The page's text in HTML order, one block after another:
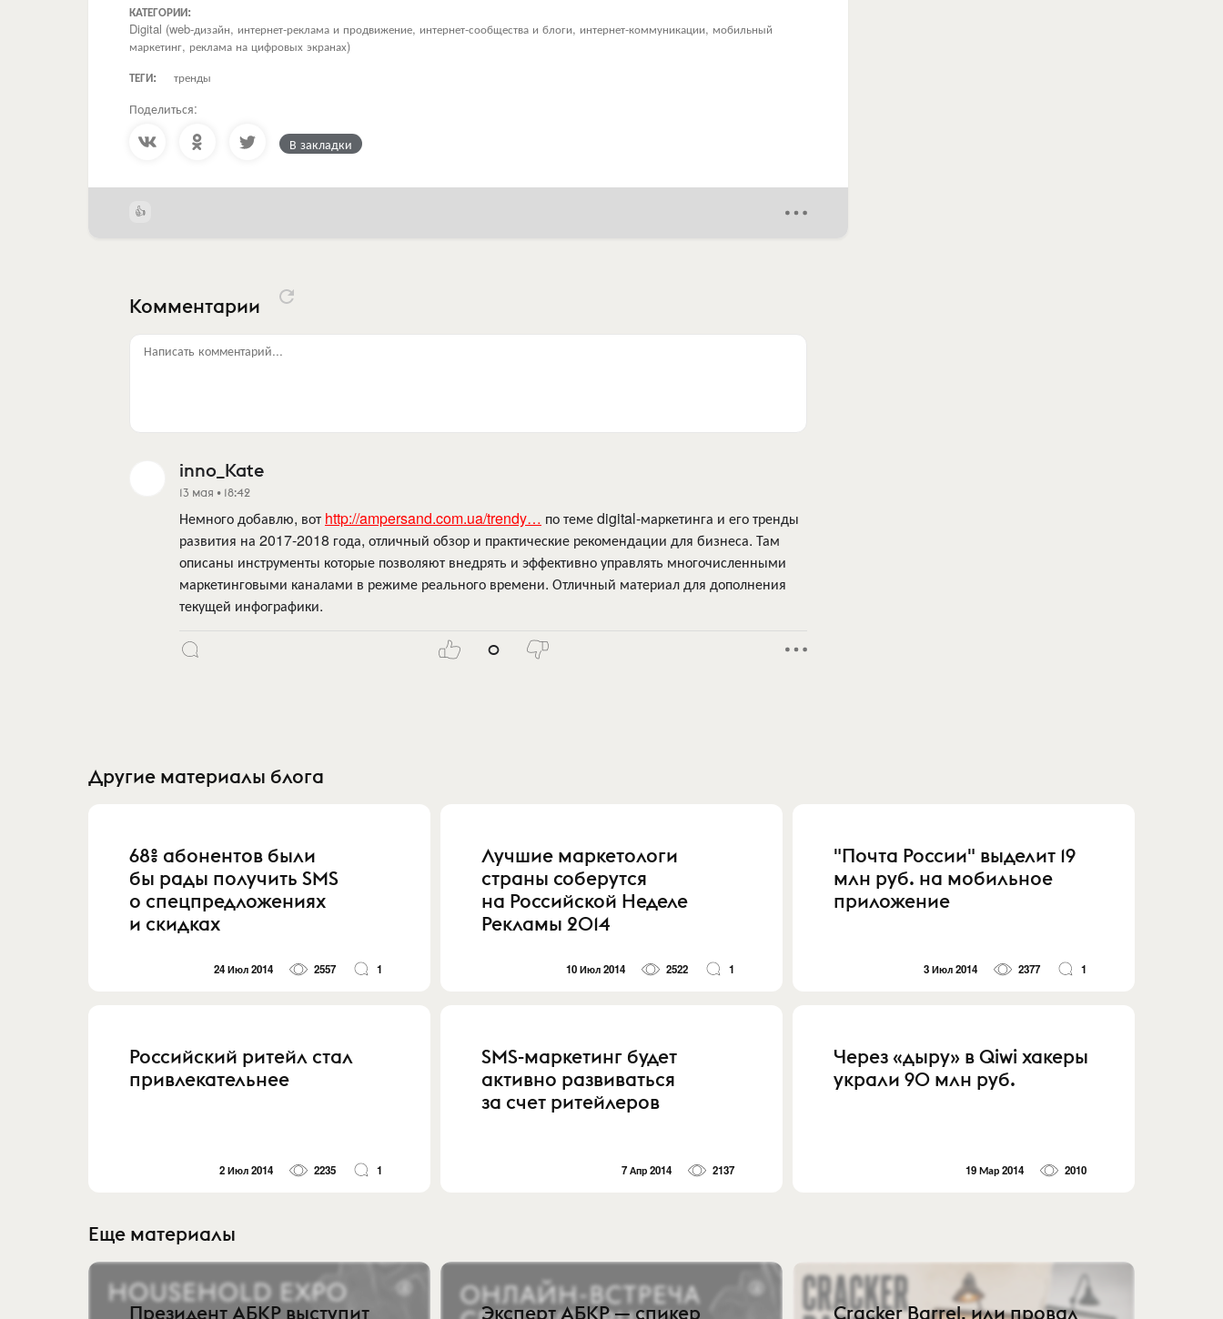
КАТЕГОРИИ:
Digital (web-дизайн, интернет-реклама и продвижение, интернет-сообщества и блоги, интернет-коммуникации, мобильный
маркетинг, реклама на цифровых экранах)
ТЕГИ:
тренды
Поделиться:
В закладки
Комментарии
Написать комментарий...
inno_Kate
13 мая • 18:42
Немного добавлю, вот http://ampersand.com.ua/trendy… по теме digital-маркетинга и его тренды
развития на 2017-2018 года, отличный обзор и практические рекомендации для бизнеса. Там
описаны инструменты которые позволяют внедрять и эффективно управлять многочисленными
маркетинговыми каналами в режиме реального времени. Отличный материал для дополнения
текущей инфографики.
0
Другие материалы блога
68% абонентов были
бы рады получить SMS
о спецпредложениях
и скидках
24 Июл 2014 2557 1
Лучшие маркетологи
страны соберутся
на Российской Неделе
Рекламы 2014
10 Июл 2014 2522 1
"Почта России" выделит 19
млн руб. на мобильное
приложение
3 Июл 2014 2377 1
Российский ритейл стал
привлекательнее
2 Июл 2014 2235 1
SMS-маркетинг будет
активно развиваться
за счет ритейлеров
7 Апр 2014 2137
Через «дыру» в Qiwi хакеры
украли 90 млн руб.
19 Мар 2014 2010
Еще материалы
Президент АБКР выступит Эксперт АБКР — спикер Cracker Barrel, или провал